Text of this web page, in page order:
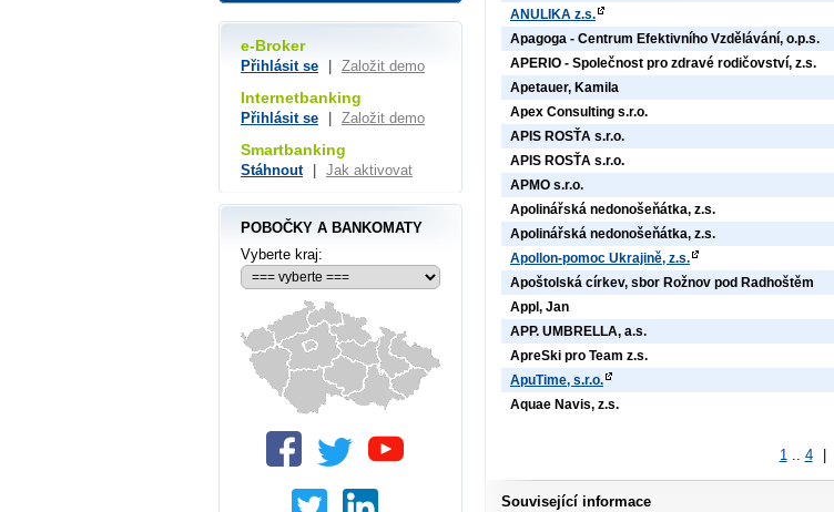
ANULIKA z.s.
Apagoga - Centrum Efektivního Vzdělávání, o.p.s.
APERIO - Společnost pro zdravé rodičovství, z.s.
Apetauer, Kamila
Apex Consulting s.r.o.
APIS ROSŤA s.r.o.
APIS ROSŤA s.r.o.
APMO s.r.o.
Apolinářská nedonošeňátka, z.s.
Apolinářská nedonošeňátka, z.s.
Apollon-pomoc Ukrajině, z.s.
Apoštolská církev, sbor Rožnov pod Radhoštěm
Appl, Jan
APP. UMBRELLA, a.s.
ApreSki pro Team z.s.
ApuTime, s.r.o.
Aquae Navis, z.s.
1.. 4
Související informace
e-Broker
Přihlásit se Založit demo
Internetbanking
Přihlásit se Založit demo
Smartbanking
Stáhnout Jak aktivovat
POBOČKY A BANKOMATY
Vyberte kraj: